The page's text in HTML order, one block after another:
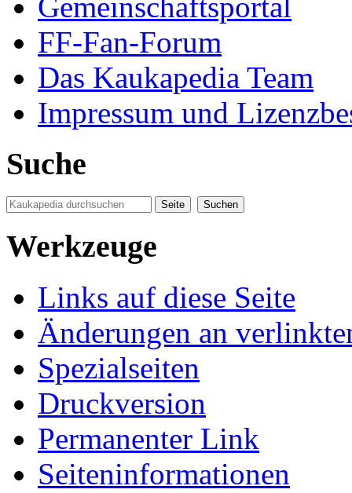
FF-Fan-Forum
Das Kaukapedia Team
Impressum und
Suche
Werkzeuge
Links auf diese Seite
Änderungen an
Spezialseiten
Druckversion
Permanenter Link
Seiten­informationen